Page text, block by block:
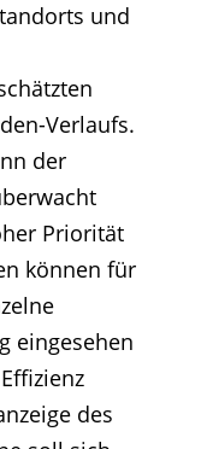
und
Verlaufs.
der
Priorität
können für
eingesehen
des